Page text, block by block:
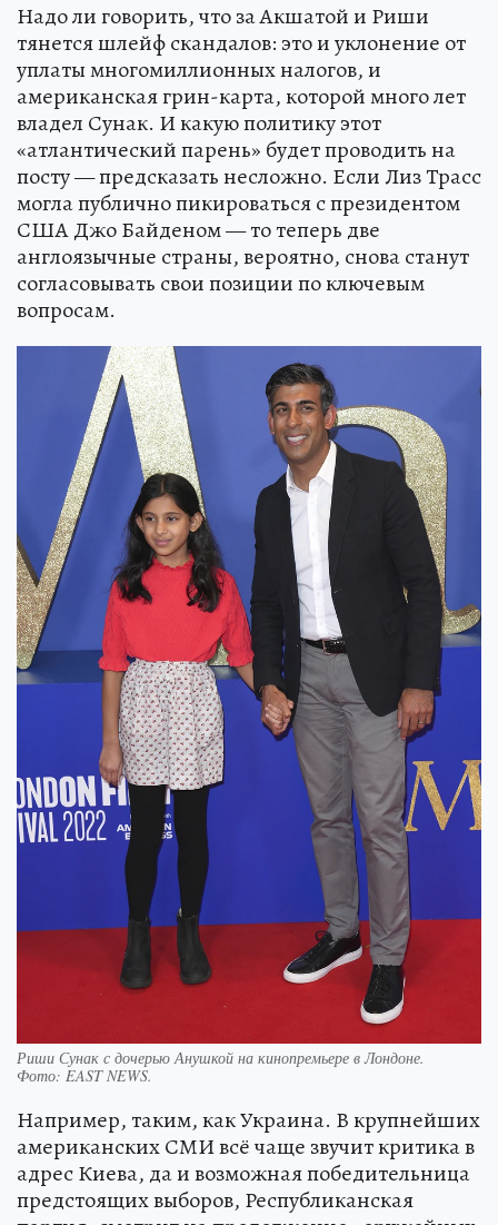
Надо ли говорить, что за Акшатой и Риши
тянется шлейф скандалов: это и уклонение от
уплаты многомиллионных налогов, и
американская грин-карта, которой много лет
владел Сунак. И какую политику этот
«атлантический парень» будет проводить на
посту — предсказать несложно. Если Лиз Трасс
могла публично пикироваться с президентом
США Джо Байденом — то теперь две
англоязычные страны, вероятно, снова станут
согласовывать свои позиции по ключевым
вопросам.
Риши Сунак с дочерью Анушкой на кинопремьере в Лондоне.
Фото: EAST NEWS.
Например, таким, как Украина. В крупнейших
американских СМИ всё чаще звучит критика в
адрес Киева, да и возможная победительница
предстоящих выборов, Республиканская